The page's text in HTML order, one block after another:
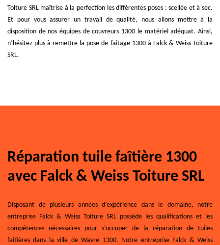
Toiture SRL maîtrise à la perfection les différentes poses : scellée et à sec.
Et pour vous assurer un travail de qualité, nous allons mettre à la
disposition de nos équipes de couvreurs 1300 le matériel adéquat. Ainsi,
n’hésitez plus à remettre la pose de faîtage 1300 à Falck & Weiss Toiture
SRL.
Réparation tuile faîtière 1300
avec Falck & Weiss Toiture SRL
Disposant de plusieurs années d’expérience dans le domaine, notre
entreprise Falck & Weiss Toiture SRL possède les qualifications et les
compétences nécessaires pour s’occuper de la réparation de tuiles
faîtières dans la ville de Wavre 1300. Notre entreprise Falck & Weiss